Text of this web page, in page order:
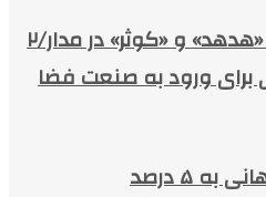
تشریح آخرین وضعیت «هدهد» و «کوثر» در مدار/۲
ورود به صنعت فضا
۵ درصد